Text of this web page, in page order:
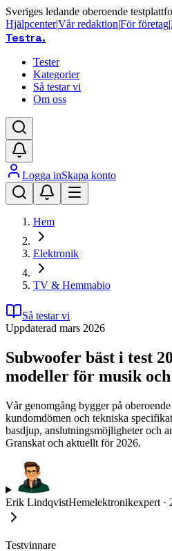
Sveriges ledande oberoende
Hjälpcenter|Vår redaktion|För företag|
Testra.
Tester
Kategorier
Så testar vi
Om oss
Logga inSkapa konto
Hem
Elektronik
TV & Hemmabio
Så testar vi
Uppdaterad mars 2026
Subwoofer bäst i test
modeller för musik
Vår genomgång bygger på
kundomdömen och tekniska
basdjup, anslutningsmöjligheter och
Granskat och aktuellt för 2026.
Erik LindqvistHemelektronikexpert ·
Testvinnare